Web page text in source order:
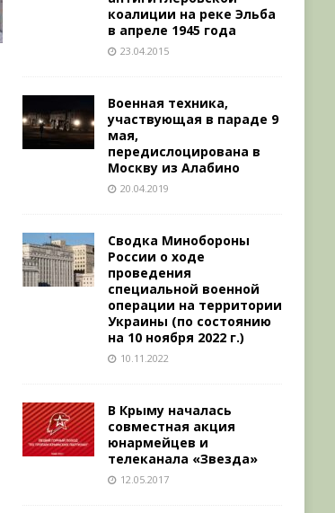
коалиции на реке Эльба
в апреле 1945 года
23.04.2015
Военная техника,
участвующая в параде 9
мая,
передислоцирована в
Москву из Алабино
20.04.2019
Сводка Минобороны
России о ходе
проведения
специальной военной
операции на территории
Украины (по состоянию
на 10 ноября 2022 г.)
10.11.2022
В Крыму началась
совместная акция
юнармейцев и
телеканала «Звезда»
12.05.2017